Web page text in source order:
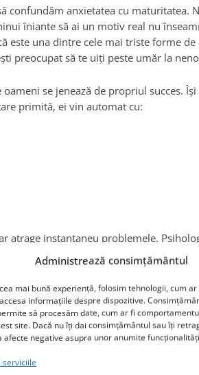
Administrează consimțământul
mai bună experiență, folosim tehnologii, cum
informațiile despre dispozitive.
să procesăm date, cum ar fi
site. Dacă nu îți dai consimțământul sau îți
afecte negative asupra unor anumite
confundăm anxietatea cu maturitatea.
îniante să ai un motiv real nu
este una dintre cele mai triste forme
preocupat să te uiţi peste umăr la
se jenează de propriul succes.
primită, ei vin automat cu:
atrage instantaneu problemele.
nu te fac mai vulnerabil. Dimpotrivă, îţi
conectare, linişte, entuziasm îşi
nu se plăteşte. Nu există un
anxioasă funcţionează exact aşa, ca
pentru rău, ci să îţi dai voie să